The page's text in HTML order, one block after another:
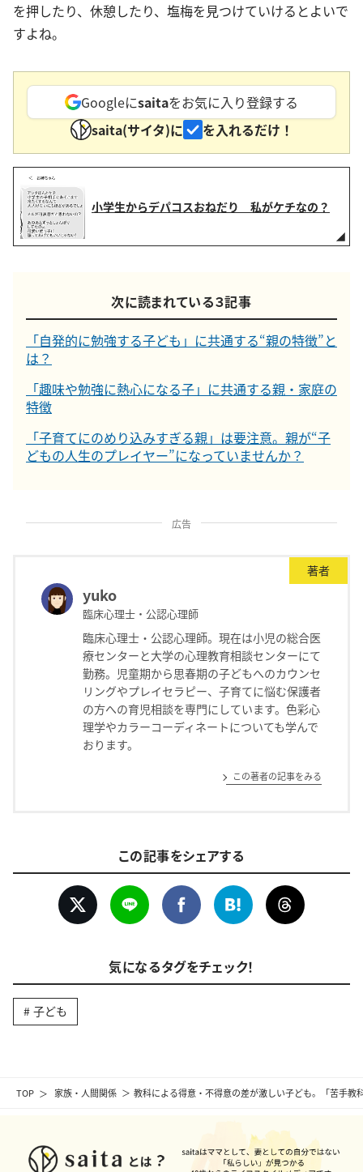
TOP 家族・人間関係 教科による得意・不得意の差が激しい子ども。「苦手教
を押したり、休憩したり、塩梅を見つけていけるとよいで
すよね。
Googleにsaitaをお気に入り登録する
saita(サイタ)に
を入れるだけ！
小学生からデパコスおねだり 私がケチなの？
次に読まれている３記事
「自発的に勉強する子ども」に共通する“親の特徴”と
は？
「趣味や勉強に熱心になる子」に共通する親・家庭の
特徴
「子育てにのめり込みすぎる親」は要注意。親が“子
どもの人生のプレイヤー”になっていませんか？
広告
著者
yuko
臨床心理士・公認心理師
臨床心理士・公認心理師。現在は小児の総合医
療センターと大学の心理教育相談センターにて
勤務。児童期から思春期の子どもへのカウンセ
リングやプレイセラピー、子育てに悩む保護者
の方への育児相談を専門にしています。色彩心
理学やカラーコーディネートについても学んで
おります。
この著者の記事をみる
この記事をシェアする
気になるタグをチェック！
子ども